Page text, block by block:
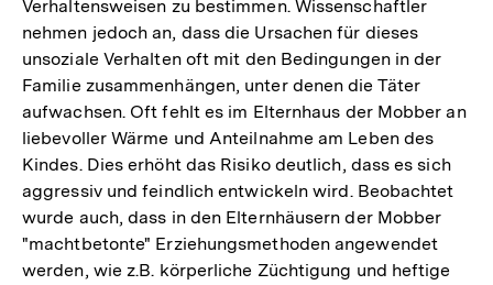
Verhaltensweisen zu bestimmen. Wissenschaftler
nehmen jedoch an, dass die Ursachen für dieses
unsoziale Verhalten oft mit den Bedingungen in der
Familie zusammenhängen, unter denen die Täter
aufwachsen. Oft fehlt es im Elternhaus der Mobber an
liebevoller Wärme und Anteilnahme am Leben des
Kindes. Dies erhöht das Risiko deutlich, dass es sich
aggressiv und feindlich entwickeln wird. Beobachtet
wurde auch, dass in den Elternhäusern der Mobber
"machtbetonte" Erziehungsmethoden angewendet
werden, wie z.B. körperliche Züchtigung und heftige